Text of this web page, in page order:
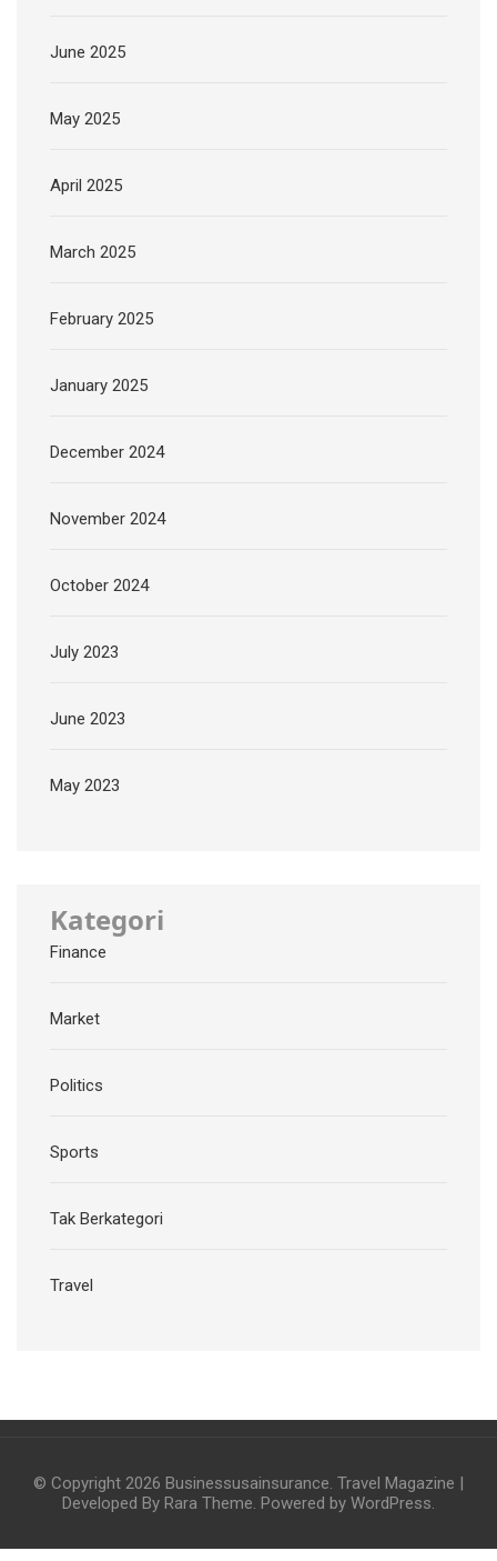
June 2025
May 2025
April 2025
March 2025
February 2025
January 2025
December 2024
November 2024
October 2024
July 2023
June 2023
May 2023
Kategori
Finance
Market
Politics
Sports
Tak Berkategori
Travel
© Copyright 2026 Businessusainsurance. Travel Magazine |
Developed By Rara Theme. Powered by WordPress.